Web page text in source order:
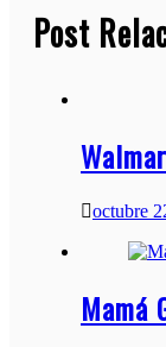
entradas
Post
octubre
Mamá